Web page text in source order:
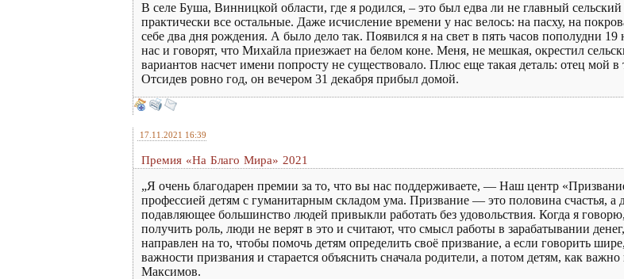
В селе Буша, Винницкой области, где я родился, – это был едва ли не главный
практически все остальные. Даже исчисление времени у нас велось: на пасху, на
себе два дня рождения. А было дело так. Появился я на свет в пять часов пополудни
нас и говорят, что Михайла приезжает на белом коне. Меня, не мешкая, окрестил
вариантов насчет имени попросту не существовало. Плюс еще такая деталь: отец мой
Отсидев ровно год, он вечером 31 декабря прибыл домой.
17.11.2021 16:39
Премия «На Благо Мира» 2021
„Я очень благодарен премии за то, что вы нас поддерживаете, — Наш центр
профессией детям с гуманитарным складом ума. Призвание — это половина счастья,
подавляющее большинство людей привыкли работать без удовольствия. Когда я
получить роль, люди не верят в это и считают, что смысл работы в зарабатывании
направлен на то, чтобы помочь детям определить своё призвание, а если говорить
важности призвания и старается объяснить сначала родители, а потом детям, как
Максимов.